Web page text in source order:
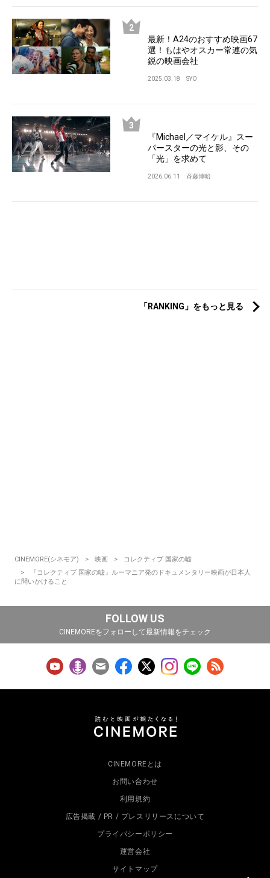
最新！A24のおすすめ映画67
選！もはやオスカー常連の気
鋭の映画会社
2025.03.18 SYO
『Michael／マイケル』スー
パースターの光と影、その
「光」を求めて
2026.06.11 斉藤博昭
「RANKING」をもっと見る
CINEMORE(シネモア) 映画
コレクティブ 国家の嘘
『コレクティブ 国家の嘘』ルーマニア発のドキュメンタリー映画が日本人
に問いかけること
FOLLOW US
CINEMOREをフォローして最新情報をチェック
CINEMOREとは
お問い合わせ
利用規約
広告掲載 / PR / プレスリリースについて
プライバシーポリシー
運営会社
サイトマップ